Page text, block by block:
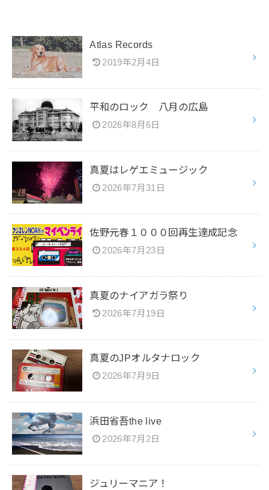
Atlas Records
2019年2月4日
平和のロック 八月の広島
2026年8月6日
真夏はレゲエミュージック
2026年7月31日
佐野元春１０００回再生達成記念
2026年7月23日
真夏のナイアガラ祭り
2026年7月19日
真夏のJPオルタナロック
2026年7月9日
浜田省吾the live
2026年7月2日
ジュリーマニア！